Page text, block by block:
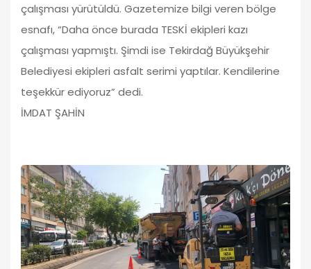
çalışması yürütüldü. Gazetemize bilgi veren bölge
esnafı, “Daha önce burada TESKİ ekipleri kazı
çalışması yapmıştı. Şimdi ise Tekirdağ Büyükşehir
Belediyesi ekipleri asfalt serimi yaptılar. Kendilerine
teşekkür ediyoruz” dedi.
İMDAT ŞAHİN